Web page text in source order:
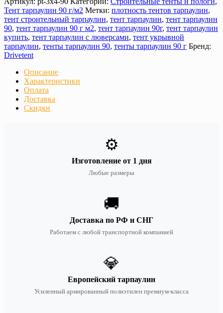
Тент тарпаулин 90 г/м2 Метки: плотность тентов тарпаулин,
тент строительный тарпаулин, тент тарпаулин, тент тарпаулин
90, тент тарпаулин 90 г м2, тент тарпаулин 90г, тент тарпаулин
купить, тент тарпаулин с люверсами, тент укрывной
тарпаулин, тенты тарпаулин 90, тенты тарпаулин 90 г Бренд:
Drivetent
Описание
Характеристики
Оплата
Доставка
Скидки
⚙️
Изготовление от 1 дня
Любые размеры
🚚
Доставка по РФ и СНГ
Работаем с любой транспортной компанией
💎
Европейский тарпаулин
Усиленный армированный полиэтилен премиум-класса